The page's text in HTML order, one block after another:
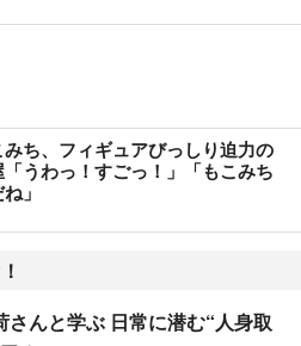
ち、フィギュアびっしり迫力の
うわっ！すごっ！」「もこみち
」
さんと学ぶ 日常に潜む“人身取